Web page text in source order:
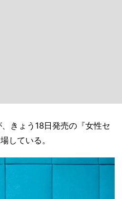
きょう18日発売の『女性セ
している。